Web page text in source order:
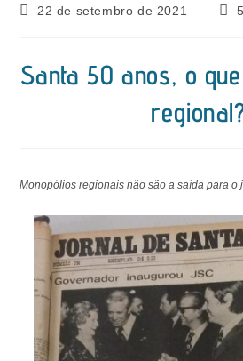
Post22 de setembro de 2021
Santa 50 anos, o
Monopólios regionais não são a saída para o